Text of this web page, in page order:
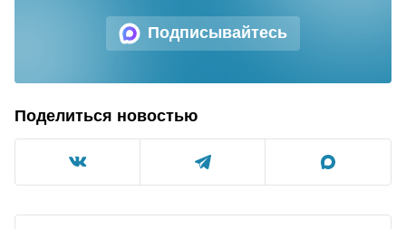
Подписывайтесь
Поделиться новостью